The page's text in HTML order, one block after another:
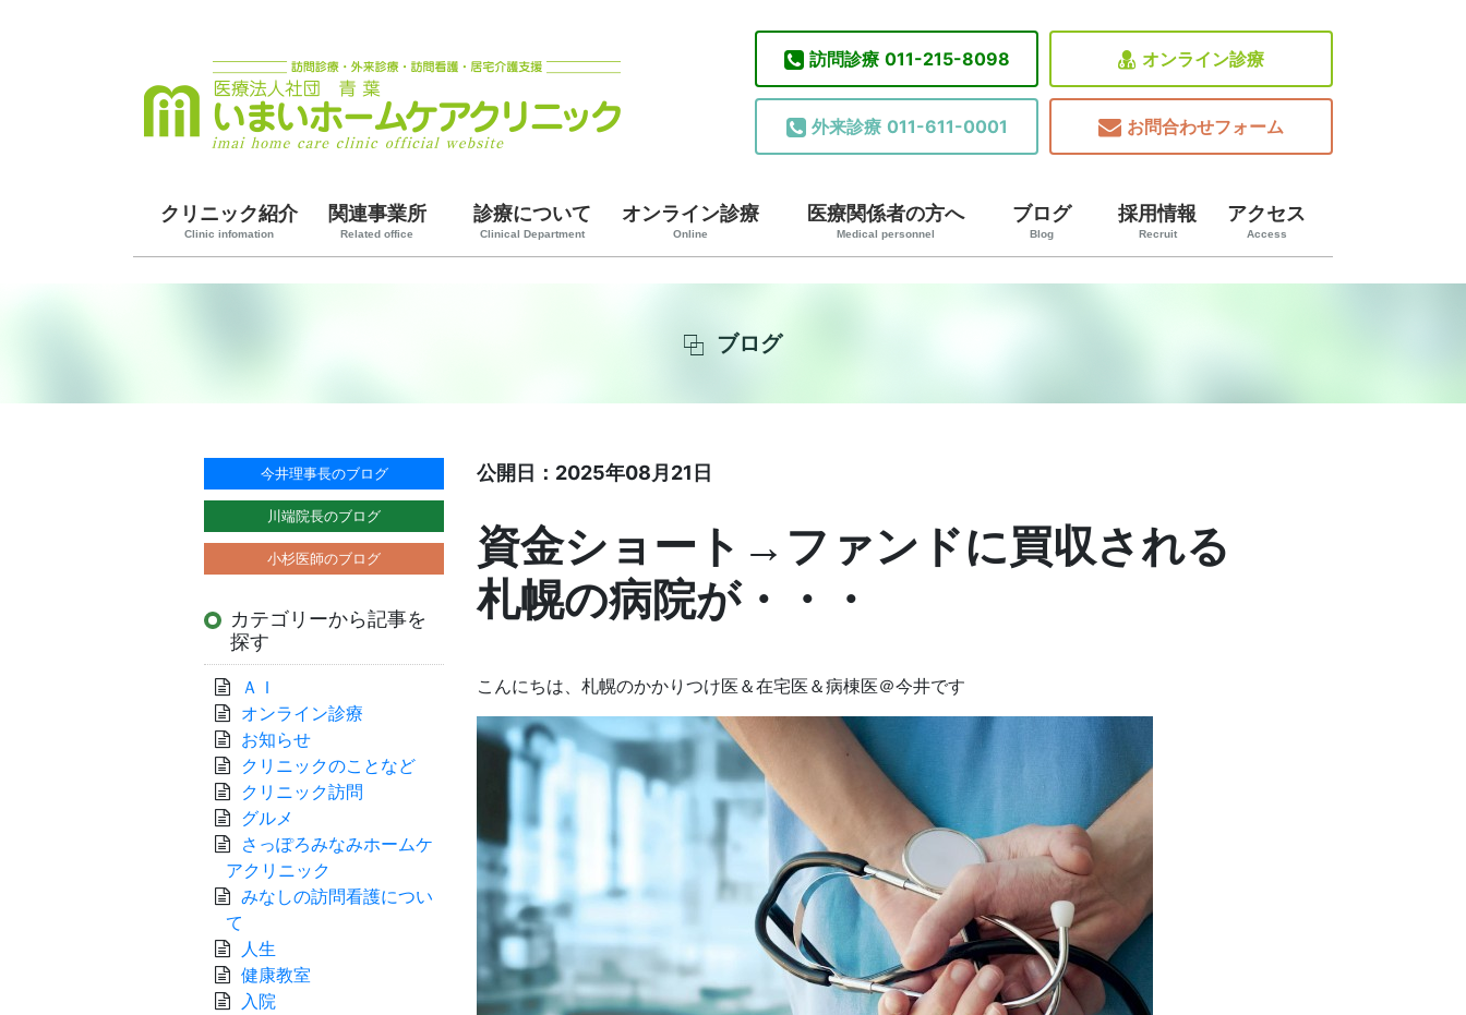
訪問診療 011-215-8098
外来診療 011-611-0001
オンライン診療
お問合わせフォーム
クリニック紹介
Clinic infomation
関連事業所
Related office
診療について
Clinical Department
オンライン診療
Online
医療関係者の方へ
Medical personnel
ブログ
Blog
採用情報
Recruit
アクセス
Access
ブログ
公開日：2025年08月21日
資金ショート→ファンドに買収される
札幌の病院が・・・
こんにちは、札幌のかかりつけ医＆在宅医＆病棟医＠今井です
今井理事長のブログ
川端院長のブログ
小杉医師のブログ
カテゴリーから記事を
探す
ＡＩ
オンライン診療
お知らせ
クリニックのことなど
クリニック訪問
グルメ
さっぽろみなみホームケ
アクリニック
みなしの訪問看護につい
て
人生
健康教室
入院